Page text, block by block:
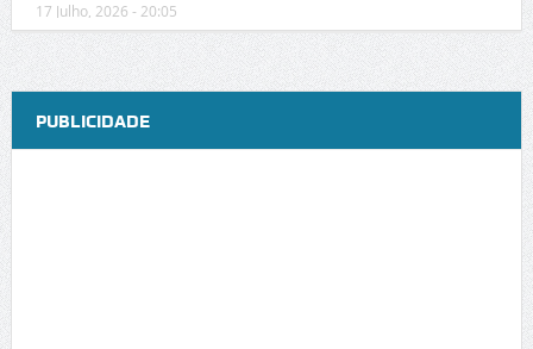
17 Julho, 2026 - 20:05
PUBLICIDADE